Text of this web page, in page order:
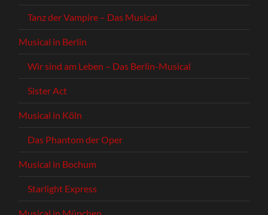
Tanz der Vampire – Das Musical
Musical in Berlin
Wir sind am Leben – Das Berlin-Musical
Sister Act
Musical in Köln
Das Phantom der Oper
Musical in Bochum
Starlight Express